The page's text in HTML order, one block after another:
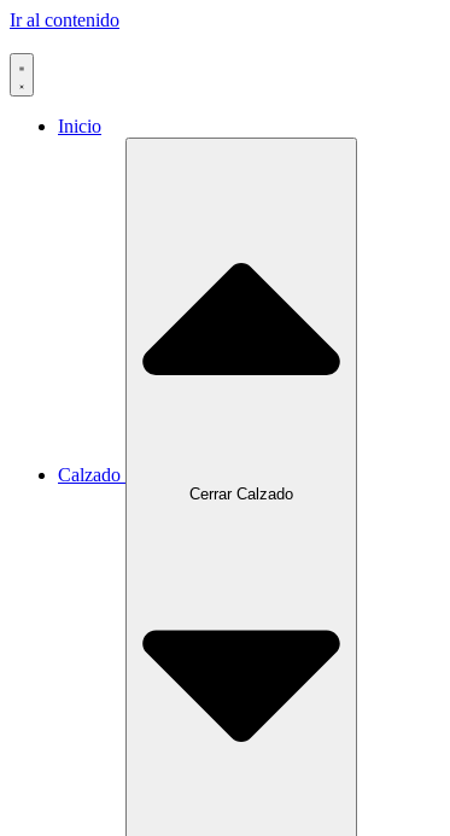
Ir al contenido
Inicio
Calzado
Cerrar Calzado